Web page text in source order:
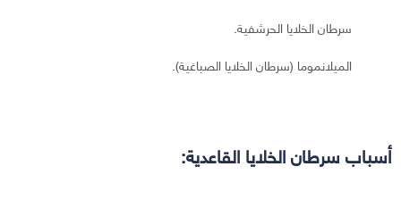
سرطان الخلايا الحرشفية.
الميلانموما (سرطان الخلايا الصباغية).
أسباب سرطان الخلايا القاعدية: